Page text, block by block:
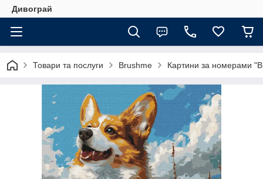
Дивограй
Товари та послуги Brushme Картини за номерами